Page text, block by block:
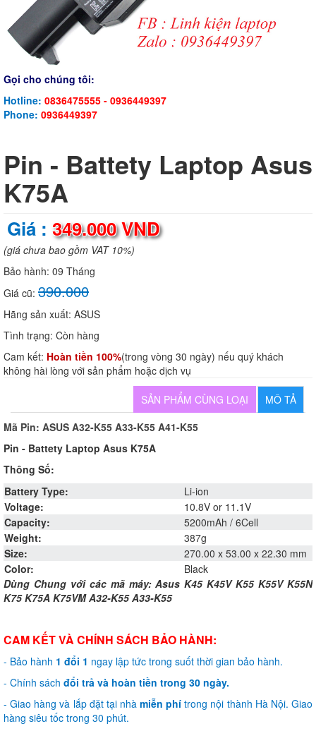
Gọi cho chúng tôi:
Hotline: 0836475555 - 0936449397
Phone: 0936449397
Pin - Battety Laptop Asus
K75A
Giá : 349.000 VND
(giá chưa bao gồm VAT 10%)
Bảo hành: 09 Tháng
Giá cũ: 390.000
Hãng sản xuất: ASUS
Tình trạng: Còn hàng
Cam kết: Hoàn tiền 100%(trong vòng 30 ngày) nếu quý khách
không hài lòng với sản phẩm hoặc dịch vụ
MÔ TẢ
SẢN PHẨM CÙNG LOẠI
Mã Pin: ASUS A32-K55 A33-K55 A41-K55
Pin - Battety Laptop Asus K75A
Thông Số:
Battery Type:
Li-ion
Voltage:
10.8V or 11.1V
Capacity:
5200mAh / 6Cell
Weight:
387g
Size:
270.00 x 53.00 x 22.30 mm
Color:
Black
Dùng Chung với các mã máy: Asus K45 K45V K55 K55V K55N
K75 K75A K75VM A32-K55 A33-K55
CAM KẾT VÀ CHÍNH SÁCH BẢO HÀNH:
- Bảo hành 1 đổi 1 ngay lập tức trong suốt thời gian bảo hành.
- Chính sách đổi trả và hoàn tiền trong 30 ngày.
- Giao hàng và lắp đặt tại nhàmiễn phí trong nội thành Hà Nội. Giao
hàng siêu tốc trong 30 phút.